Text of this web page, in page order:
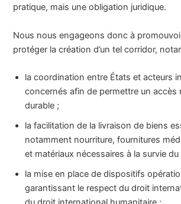
pratique, mais une obligation juridique.
Nous nous engageons donc à
protéger la création d’un tel corridor,
la coordination entre États et acteurs
concernés afin de permettre un accès
durable ;
la facilitation de la livraison de biens
notamment nourriture, fournitures
et matériaux nécessaires à la survie
la mise en place de dispositifs
garantissant le respect du droit